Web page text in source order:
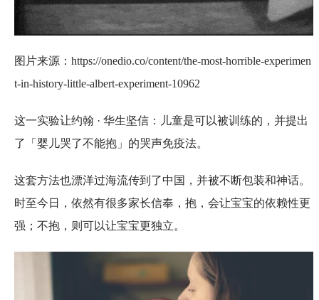
图片来源：https://onedio.co/content/the-most-horrible-experimen
t-in-history-little-albert-experiment-10962
这一实验让约翰 · 华生坚信：儿童是可以被训练的，并提出
了「婴儿哭了不能抱」的哭声免疫法。
这套方法也漂洋过海流传到了中国，并被不断包装和神话。
时至今日，依然有很多家长信奉，抱，会让宝宝的依赖性更
强；不抱，则可以让宝宝更独立。